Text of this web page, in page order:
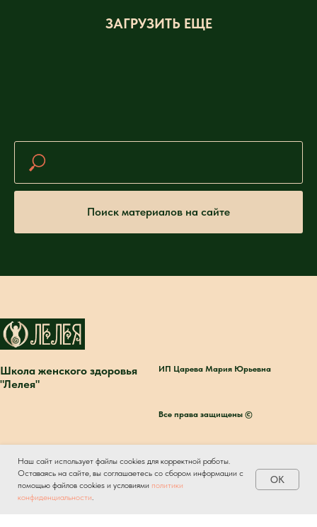
ЗАГРУЗИТЬ ЕЩЕ
Поиск материалов на сайте
Школа женского здоровья
"Лелея"
ИП Царева Мария Юрьевна
Все права защищены ©
Договор-оферта
Политика обработки
персональных данных
Наш сайт использует файлы cookies для корректной работы.
Оставаясь на сайте, вы соглашаетесь со сбором информации с
помощью файлов cookies и условиями политики
конфиденциальности.
OK